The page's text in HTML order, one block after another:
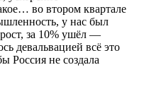
во втором квартале
у нас был
за 10% ушёл —
девальвацией всё это
Россия не создала